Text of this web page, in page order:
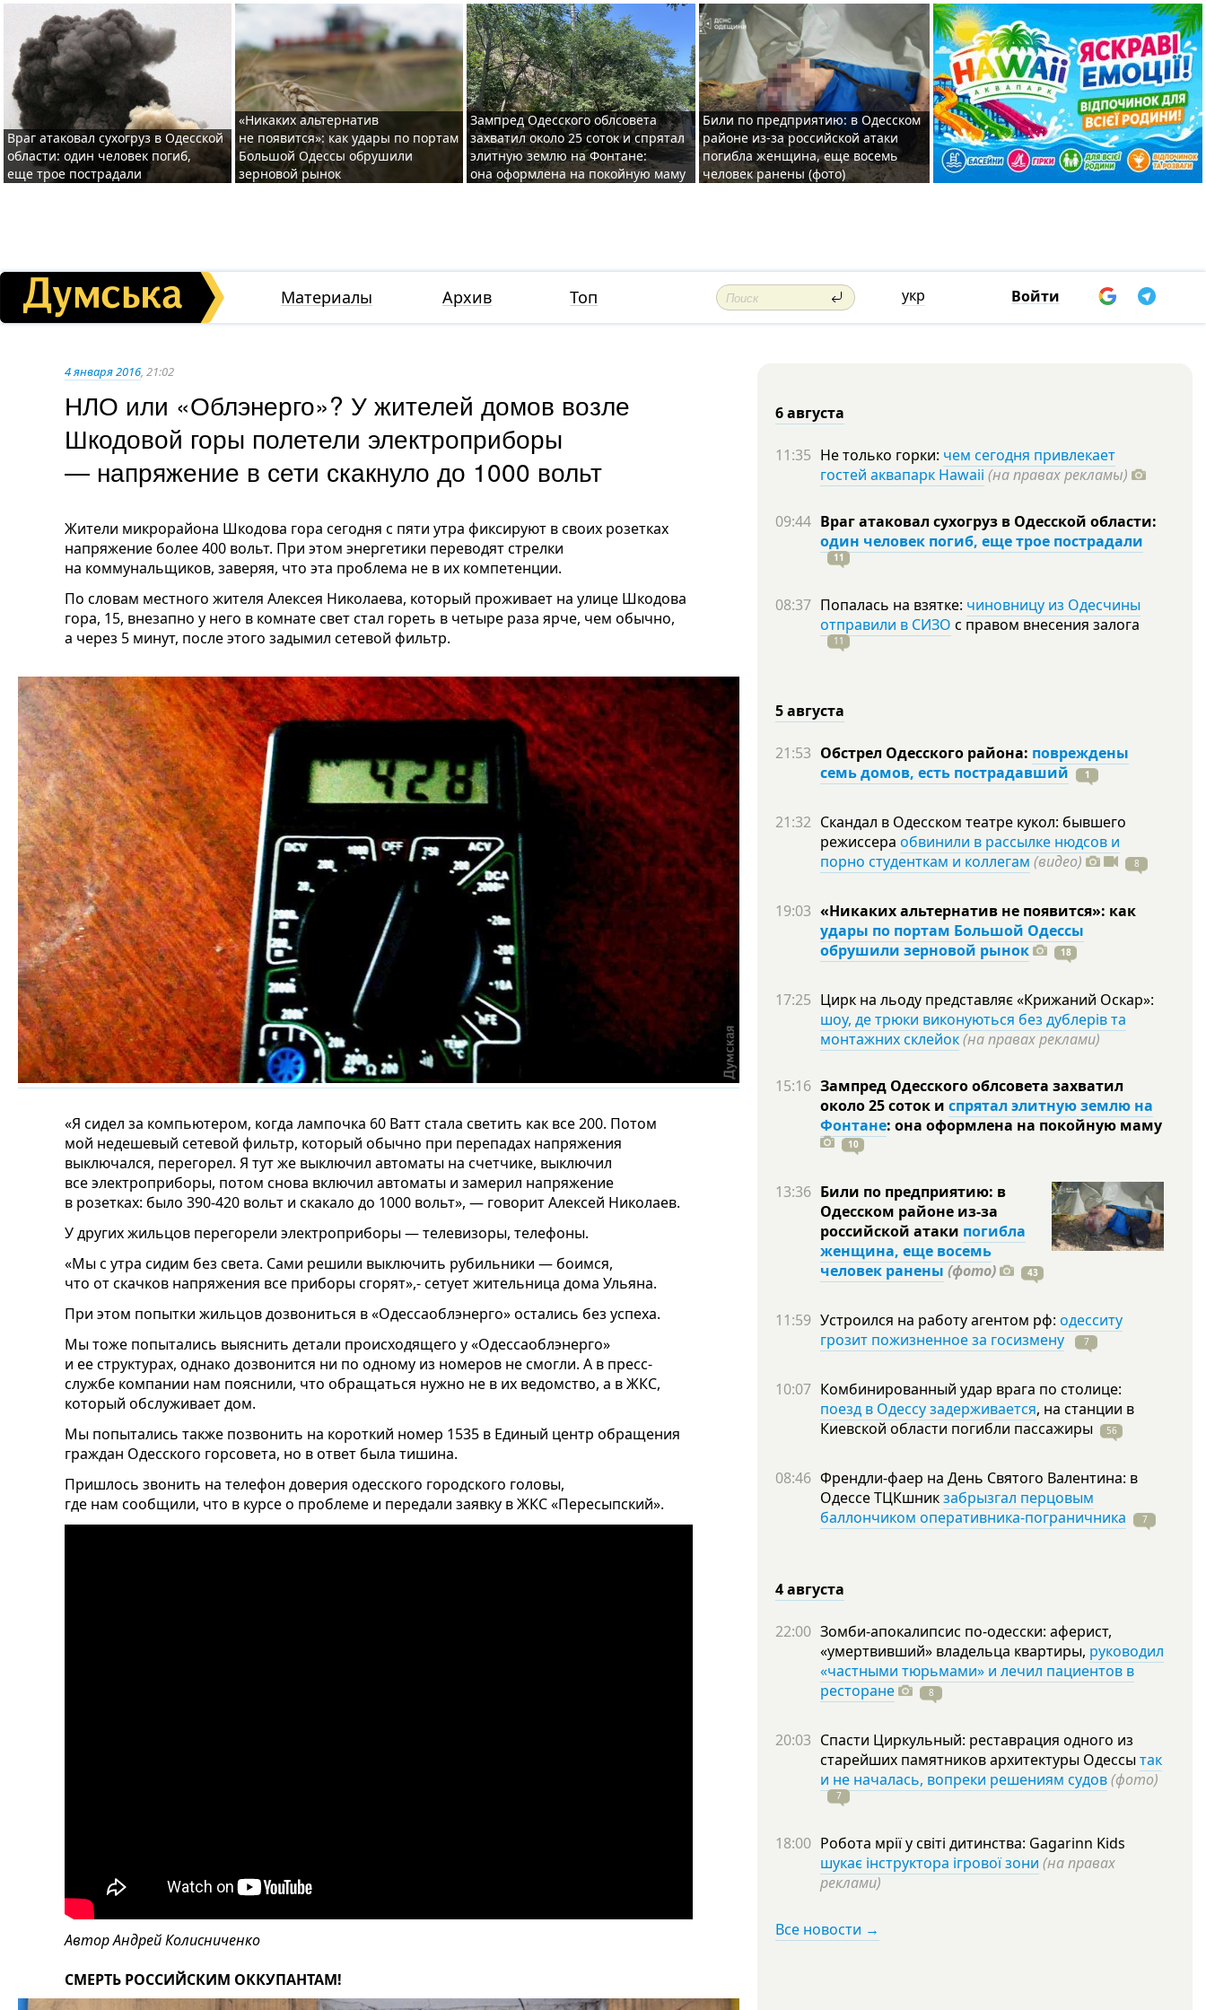
Враг атаковал сухогруз в Одесской
области: один человек погиб,
еще трое пострадали
«Никаких альтернатив
не появится»: как удары по портам
Большой Одессы обрушили
зерновой рынок
Зампред Одесского облсовета
захватил около 25 соток и спрятал
элитную землю на Фонтане:
она оформлена на покойную маму
Били по предприятию: в Одесском
районе из-за российской атаки
погибла женщина, еще восемь
человек ранены (фото)
Материалы Архив Топ укр Войти
4 января 2016, 21:02
НЛО или «Облэнерго»? У жителей домов возле
Шкодовой горы полетели электроприборы
— напряжение в сети скакнуло до 1000 вольт
Жители микрорайона Шкодова гора сегодня с пяти утра фиксируют в своих розетках
напряжение более 400 вольт. При этом энергетики переводят стрелки
на коммунальщиков, заверяя, что эта проблема не в их компетенции.
По словам местного жителя Алексея Николаева, который проживает на улице Шкодова
гора, 15, внезапно у него в комнате свет стал гореть в четыре раза ярче, чем обычно,
а через 5 минут, после этого задымил сетевой фильтр.
«Я сидел за компьютером, когда лампочка 60 Ватт стала светить как все 200. Потом
мой недешевый сетевой фильтр, который обычно при перепадах напряжения
выключался, перегорел. Я тут же выключил автоматы на счетчике, выключил
все электроприборы, потом снова включил автоматы и замерил напряжение
в розетках: было 390-420 вольт и скакало до 1000 вольт», — говорит Алексей Николаев.
У других жильцов перегорели электроприборы — телевизоры, телефоны.
«Мы с утра сидим без света. Сами решили выключить рубильники — боимся,
что от скачков напряжения все приборы сгорят»,- сетует жительница дома Ульяна.
При этом попытки жильцов дозвониться в «Одессаоблэнерго» остались без успеха.
Мы тоже попытались выяснить детали происходящего у «Одессаоблэнерго»
и ее структурах, однако дозвонится ни по одному из номеров не смогли. А в пресс-
службе компании нам пояснили, что обращаться нужно не в их ведомство, а в ЖКС,
который обслуживает дом.
Мы попытались также позвонить на короткий номер 1535 в Единый центр обращения
граждан Одесского горсовета, но в ответ была тишина.
Пришлось звонить на телефон доверия одесского городского головы,
где нам сообщили, что в курсе о проблеме и передали заявку в ЖКС «Пересыпский».
Автор Андрей Колисниченко
СМЕРТЬ РОССИЙСКИМ ОККУПАНТАМ!
6 августа
11:35 Не только горки: чем сегодня привлекает
гостей аквапарк Hawaii (на правах рекламы)
09:44 Враг атаковал сухогруз в Одесской области:
один человек погиб, еще трое пострадали
11
08:37 Попалась на взятке: чиновницу из Одесчины
отправили в СИЗО с правом внесения залога
11
5 августа
21:53 Обстрел Одесского района: повреждены
семь домов, есть пострадавший
1
21:32 Скандал в Одесском театре кукол: бывшего
режиссера обвинили в рассылке нюдсов и
порно студенткам и коллегам (видео) 8
19:03 «Никаких альтернатив не появится»: как
удары по портам Большой Одессы
обрушили зерновой рынок
18
17:25 Цирк на льоду представляє «Крижаний Оскар»:
шоу, де трюки виконуються без дублерів та
монтажних склейок(на правах реклами)
15:16 Зампред Одесского облсовета захватил
около 25 соток и спрятал элитную землю на
Фонтане: она оформлена на покойную маму
10
13:36 Били по предприятию: в
Одесском районе из-за
российской атаки погибла
женщина, еще восемь
человек ранены (фото) 43
11:59 Устроился на работу агентом рф: одесситу
грозит пожизненное за госизмену
7
10:07 Комбинированный удар врага по столице:
поезд в Одессу задерживается, на станции в
Киевской области погибли пассажиры 56
08:46 Френдли-фаер на День Святого Валентина: в
Одессе ТЦКшникзабрызгал перцовым
баллончиком оперативника-пограничника
7
4 августа
22:00 Зомби-апокалипсис по-одесски: аферист,
«умертвивший» владельца квартиры, руководил
«частными тюрьмами» и лечил пациентов в
ресторане
8
20:03 Спасти Циркульный: реставрация одного из
старейших памятников архитектуры Одессы так
и не началась, вопреки решениям судов(фото)
7
18:00 Робота мрії у світі дитинства: Gagarinn Kids
шукає інструктора ігрової зони (на правах
реклами)
Все новости →